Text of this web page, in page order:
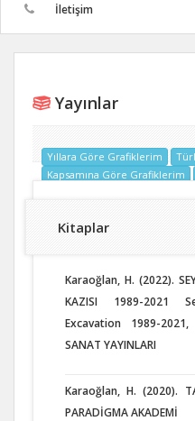
İletişim
Yayınlar
Yıllara Göre Grafiklerim
Kapsamına Göre Grafiklerim
Kitaplar
Karaoğlan, H. (2022).
KAZISI 1989-2021
Excavation 1989-2021,
SANAT YAYINLARI
Karaoğlan, H. (2020).
PARADİGMA AKADEMİ